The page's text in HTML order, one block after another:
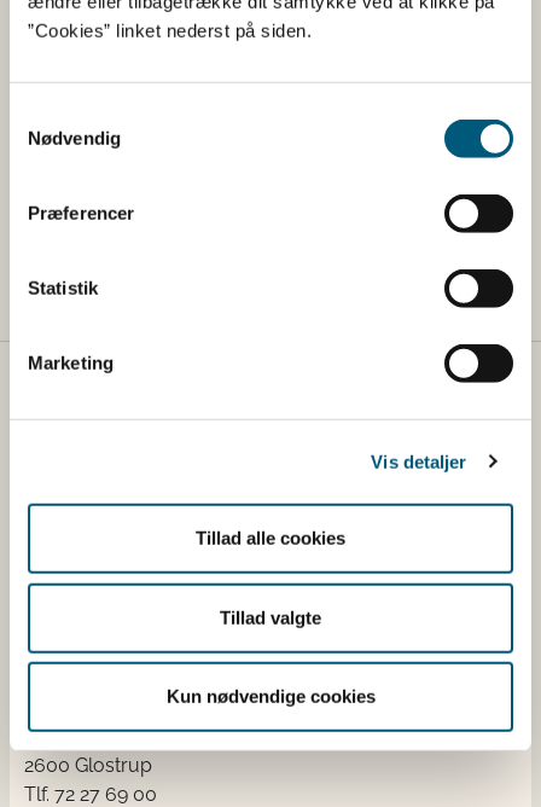
”Cookies” linket nederst på siden.
Nødvendig
Præferencer
Statistik
Marketing
Vis detaljer
Tillad alle cookies
Tillad valgte
Kun nødvendige cookies
Læs om nye fødevarer og
Find gode råd til dig, der køber kosttilskud fra
Erhvervsministeriet. Styrelsen arbejder med hele
fødevarekæden fra jord til bord med fokus på
dyresundhed og sikker, sund mad. Vi står bag De
fra cafeer, restauranter og supermarkeder.
Kontakt
Fødevarestyrelsen
Stationsparken 31-33
2600 Glostrup
Tlf. 72 2​​​7 69 00